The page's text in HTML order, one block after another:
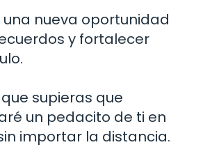
nueva oportunidad
y fortalecer
supieras que
un pedacito de ti en
importar la distancia.